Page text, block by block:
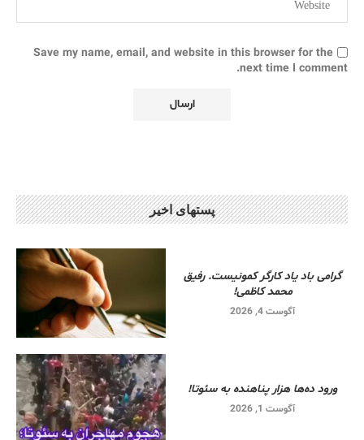
Save my name, email, and website in this browser for the
next time I comment.
پستهای اخیر
گرامی باد یاد کارگر کمونیست. رفیق
محمد کاظمی!
آگوست 4, 2026
ورود ده‌ها هزار پناهنده به سئوتا!
آگوست 1, 2026